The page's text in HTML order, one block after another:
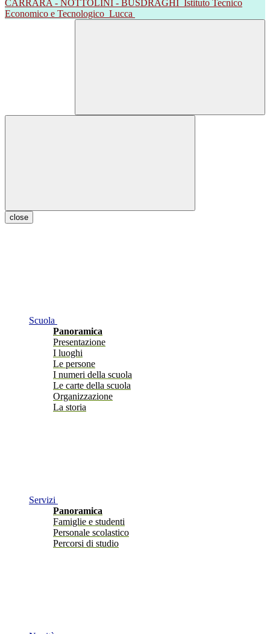
CARRARA - NOTTOLINI - BUSDRAGHI Istituto Tecnico
Economico e Tecnologico Lucca
close
Scuola
Panoramica
Presentazione
I luoghi
Le persone
I numeri della scuola
Le carte della scuola
Organizzazione
La storia
Servizi
Panoramica
Famiglie e studenti
Personale scolastico
Percorsi di studio